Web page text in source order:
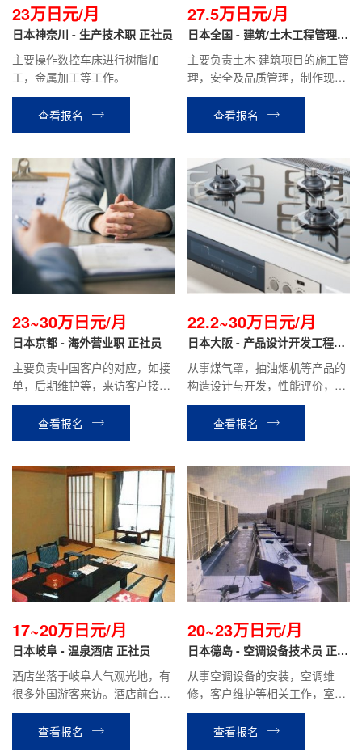
23万日元/月
日本神奈川 - 生产技术职 正社员
主要操作数控车床进行树脂加
工，金属加工等工作。
查看报名
27.5万日元/月
日本全国 - 建筑/土木工程管理
主要负责土木·建筑项目的施工管
理，安全及品质管理，制作现场
的施工计划书报价单、检查报告
等，材料分配管理等业务。
查看报名
23~30万日元/月
日本京都 - 海外营业职 正社员
主要负责中国客户的对应，如接
单，后期维护等，来访客户接待
以及中国出差等工作。
查看报名
22.2~30万日元/月
日本大阪 - 产品设计开发工程师
从事煤气罩，抽油烟机等产品的
构造设计与开发，性能评价，基
板设计，控制系统开发等工作。
查看报名
17~20万日元/月
日本岐阜 - 温泉酒店 正社员
酒店坐落于岐阜人气观光地，有
很多外国游客来访。酒店前台翻
译，办理手续，餐厅服务，客房
整理等相关工作。
查看报名
20~23万日元/月
日本德岛 - 空调设备技术员 正社
从事空调设备的安装，空调维
修，客户维护等相关工作，室内
室外工作都有
查看报名